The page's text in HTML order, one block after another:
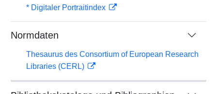
* Digitaler Portraitindex
Normdaten
Thesaurus des Consortium of European Research
Libraries (CERL)